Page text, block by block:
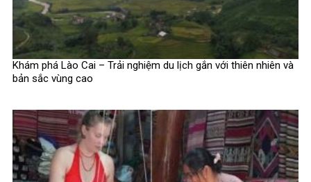
Khám phá Lào Cai – Trải nghiệm du lịch gắn với thiên nhiên và
bản sắc vùng cao